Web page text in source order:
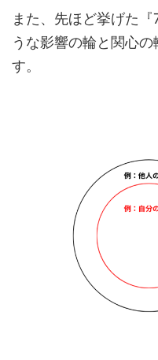
また、先ほど挙げた
うな影響の輪と関心
す。